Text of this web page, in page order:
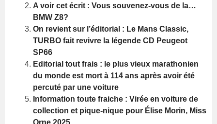
A voir cet écrit : Vous souvenez-vous de la…
BMW Z8?
On revient sur l’éditorial : Le Mans Classic,
TURBO fait revivre la légende CD Peugeot
SP66
Editorial tout frais : le plus vieux marathonien
du monde est mort à 114 ans après avoir été
percuté par une voiture
Information toute fraiche : Virée en voiture de
collection et pique-nique pour Élise Morin, Miss
Orne 2025